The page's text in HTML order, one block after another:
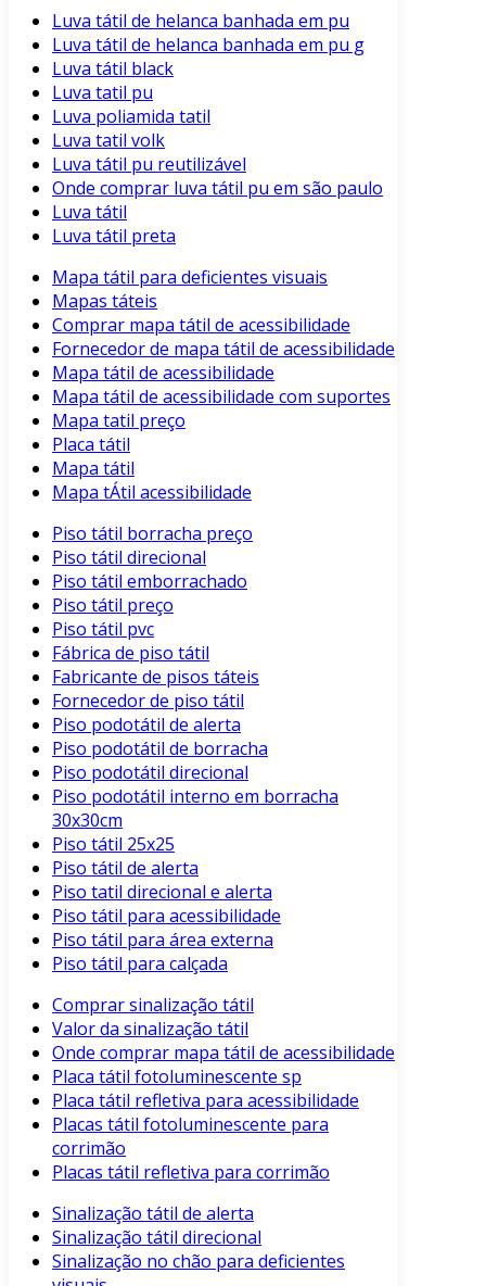
Luva tátil de helanca banhada em pu
Luva tátil de helanca banhada em pu g
Luva tátil black
Luva tatil pu
Luva poliamida tatil
Luva tatil volk
Luva tátil pu reutilizável
Onde comprar luva tátil pu em são paulo
Luva tátil
Luva tátil preta
Mapa tátil para deficientes visuais
Mapas táteis
Comprar mapa tátil de acessibilidade
Fornecedor de mapa tátil de acessibilidade
Mapa tátil de acessibilidade
Mapa tátil de acessibilidade com suportes
Mapa tatil preço
Placa tátil
Mapa tátil
Mapa tÁtil acessibilidade
Piso tátil borracha preço
Piso tátil direcional
Piso tátil emborrachado
Piso tátil preço
Piso tátil pvc
Fábrica de piso tátil
Fabricante de pisos táteis
Fornecedor de piso tátil
Piso podotátil de alerta
Piso podotátil de borracha
Piso podotátil direcional
Piso podotátil interno em borracha
30x30cm
Piso tátil 25x25
Piso tátil de alerta
Piso tatil direcional e alerta
Piso tátil para acessibilidade
Piso tátil para área externa
Piso tátil para calçada
Comprar sinalização tátil
Valor da sinalização tátil
Onde comprar mapa tátil de acessibilidade
Placa tátil fotoluminescente sp
Placa tátil refletiva para acessibilidade
Placas tátil fotoluminescente para
corrimão
Placas tátil refletiva para corrimão
Sinalização tátil de alerta
Sinalização tátil direcional
Sinalização no chão para deficientes